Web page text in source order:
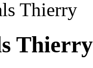
Thierry
Thierry